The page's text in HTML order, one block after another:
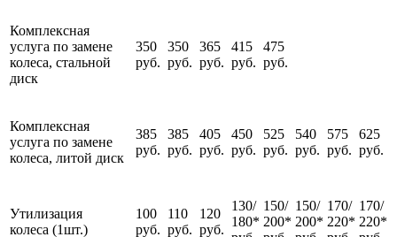
Комплексная
услуга по замене
колеса, стальной
диск
350
руб.
350
руб.
365
руб.
415
руб.
475
руб.
Комплексная
услуга по замене
колеса, литой диск
385
руб.
385
руб.
405
руб.
450
руб.
525
руб.
540
руб.
575
руб.
625
руб.
Утилизация
колеса (1шт.)
100
руб.
110
руб.
120
руб.
130/
180*
150/
200*
150/
200*
170/
220*
170/
220*